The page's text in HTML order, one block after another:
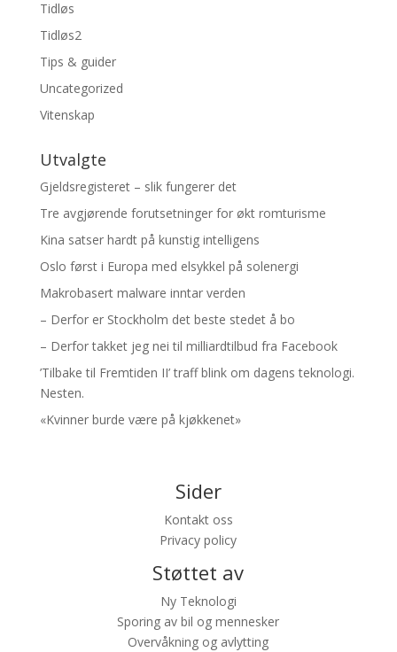
Tidløs
Tidløs2
Tips & guider
Uncategorized
Vitenskap
Utvalgte
Gjeldsregisteret – slik fungerer det
Tre avgjørende forutsetninger for økt romturisme
Kina satser hardt på kunstig intelligens
Oslo først i Europa med elsykkel på solenergi
Makrobasert malware inntar verden
– Derfor er Stockholm det beste stedet å bo
– Derfor takket jeg nei til milliardtilbud fra Facebook
’Tilbake til Fremtiden II’ traff blink om dagens teknologi.
Nesten.
«Kvinner burde være på kjøkkenet»
Sider
Kontakt oss
Privacy policy
Støttet av
Ny Teknologi
Sporing av bil og mennesker
Overvåkning og avlytting